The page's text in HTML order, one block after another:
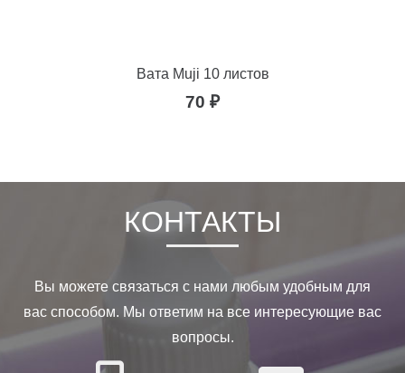
Вата Muji 10 листов
70 ₽
КОНТАКТЫ
Вы можете связаться с нами любым удобным для
вас способом. Мы ответим на все интересующие вас
вопросы.